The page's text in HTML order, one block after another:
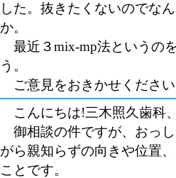
した。抜きたくないのでな
か。
最近３mix-mp法というの
う。
ご意見をおきかせくださ
こんにちは!三木照久歯科
御相談の件ですが、おっ
がら親知らずの向きや位置
ことです。